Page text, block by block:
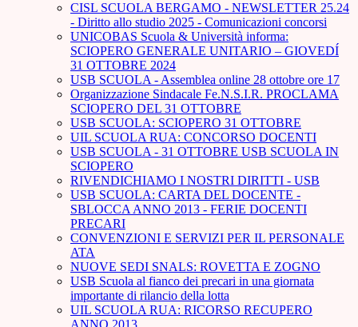
CISL SCUOLA BERGAMO - NEWSLETTER 25.24
- Diritto allo studio 2025 - Comunicazioni concorsi
UNICOBAS Scuola & Università informa:
SCIOPERO GENERALE UNITARIO – GIOVEDÍ
31 OTTOBRE 2024
USB SCUOLA - Assemblea online 28 ottobre ore 17
Organizzazione Sindacale Fe.N.S.I.R. PROCLAMA
SCIOPERO DEL 31 OTTOBRE
USB SCUOLA: SCIOPERO 31 OTTOBRE
UIL SCUOLA RUA: CONCORSO DOCENTI
USB SCUOLA - 31 OTTOBRE USB SCUOLA IN
SCIOPERO
RIVENDICHIAMO I NOSTRI DIRITTI - USB
USB SCUOLA: CARTA DEL DOCENTE -
SBLOCCA ANNO 2013 - FERIE DOCENTI
PRECARI
CONVENZIONI E SERVIZI PER IL PERSONALE
ATA
NUOVE SEDI SNALS: ROVETTA E ZOGNO
USB Scuola al fianco dei precari in una giornata
importante di rilancio della lotta
UIL SCUOLA RUA: RICORSO RECUPERO